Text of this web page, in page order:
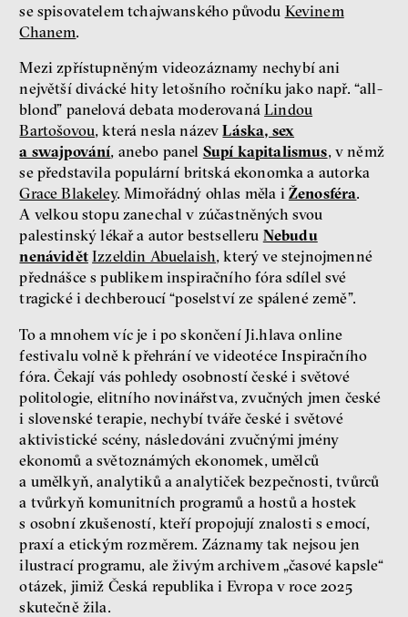
se spisovatelem tchajwanského původu Kevinem
Chanem.
Mezi zpřístupněným videozáznamy nechybí ani
největší divácké hity letošního ročníku jako např. “all-
blond” panelová debata moderovanáLindou
Bartošovou, která nesla název Láska, sex
a swajpování, anebo panel Supí kapitalismus, v němž
se představila populární britská ekonomka a autorka
Grace Blakeley. Mimořádný ohlas měla i Ženosféra.
A velkou stopu zanechal v zúčastněných svou
palestinský lékař a autor bestselleru Nebudu
nenávidět Izzeldin Abuelaish, který ve stejnojmenné
přednášce s publikem inspiračního fóra sdílel své
tragické i dechberoucí “poselství ze spálené země”.
To a mnohem víc je i po skončení Ji.hlava online
festivalu volně k přehrání ve videotéce Inspiračního
fóra. Čekají vás pohledy osobností české i světové
politologie, elitního novinářstva, zvučných jmen české
i slovenské terapie, nechybí tváře české i světové
aktivistické scény, následováni zvučnými jmény
ekonomů a světoznámých ekonomek, umělců
a umělkyň, analytiků a analytiček bezpečnosti, tvůrců
a tvůrkyň komunitních programů a hostů a hostek
s osobní zkušeností, kteří propojují znalosti s emocí,
praxí a etickým rozměrem. Záznamy tak nejsou jen
ilustrací programu, ale živým archivem „časové kapsle“
otázek, jimiž Česká republika i Evropa v roce 2025
skutečně žila.